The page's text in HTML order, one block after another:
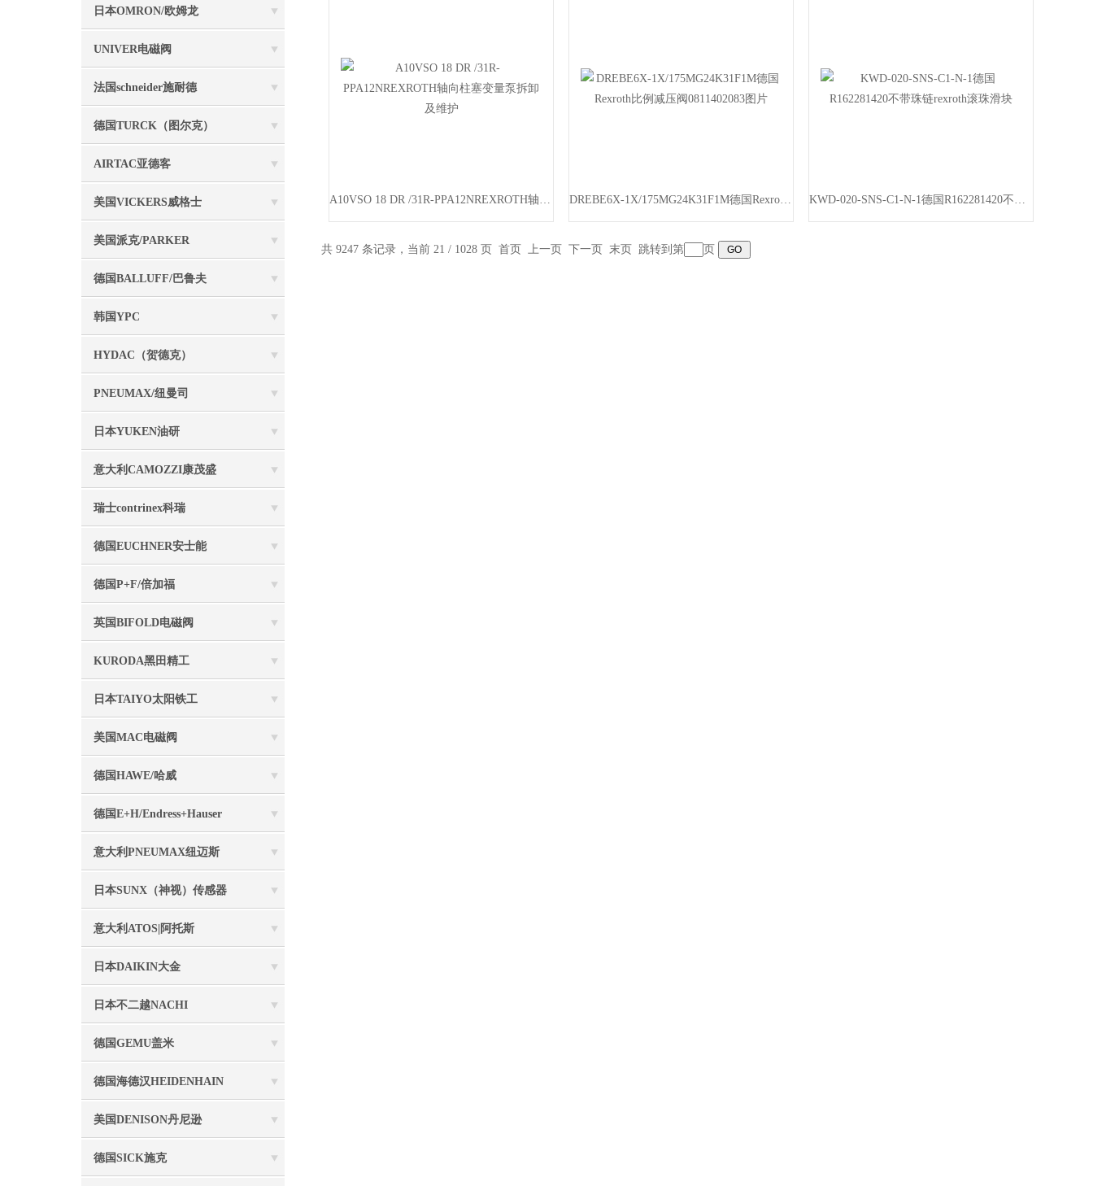
日本OMRON/欧姆龙
UNIVER电磁阀
法国schneider施耐德
德国TURCK（图尔克）
AIRTAC亚德客
美国VICKERS威格士
美国派克/PARKER
德国BALLUFF/巴鲁夫
韩国YPC
HYDAC（贺德克）
PNEUMAX/纽曼司
日本YUKEN油研
意大利CAMOZZI康茂盛
瑞士contrinex科瑞
德国EUCHNER安士能
德国P+F/倍加福
英国BIFOLD电磁阀
KURODA黑田精工
日本TAIYO太阳铁工
美国MAC电磁阀
德国HAWE/哈威
德国E+H/Endress+Hauser
意大利PNEUMAX纽迈斯
日本SUNX（神视）传感器
意大利ATOS|阿托斯
日本DAIKIN大金
日本不二越NACHI
德国GEMU盖米
德国海德汉HEIDENHAIN
美国DENISON丹尼逊
德国SICK施克
A10VSO 18 DR /31R-PPA12NREXROTH轴向柱塞变量泵拆卸及维护 DREBE6X-1X/175MG24K31F1M德国Rexroth比例减压阀0811402083图片 KWD-020-SNS-C1-N-1德国R162281420不带珠链rexroth滚珠滑块
共 9247 条记录，当前 21 / 1028 页 首页 上一页 下一页 末页 跳转到第 页